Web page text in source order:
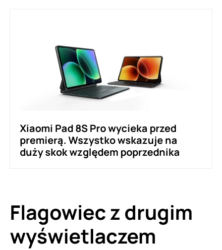
Xiaomi Pad 8S Pro wycieka przed
premierą. Wszystko wskazuje na
duży skok względem poprzednika
Flagowiec z drugim
wyświetlaczem